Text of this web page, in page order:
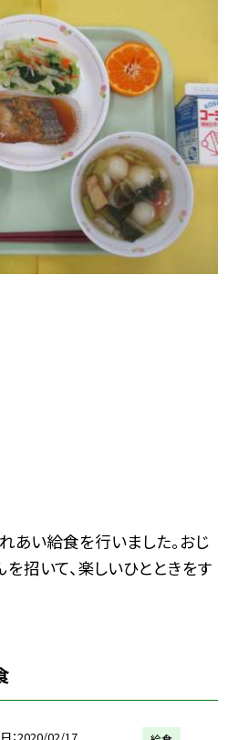
あい給食を行いました。おじ
を招いて、楽しいひとときをす